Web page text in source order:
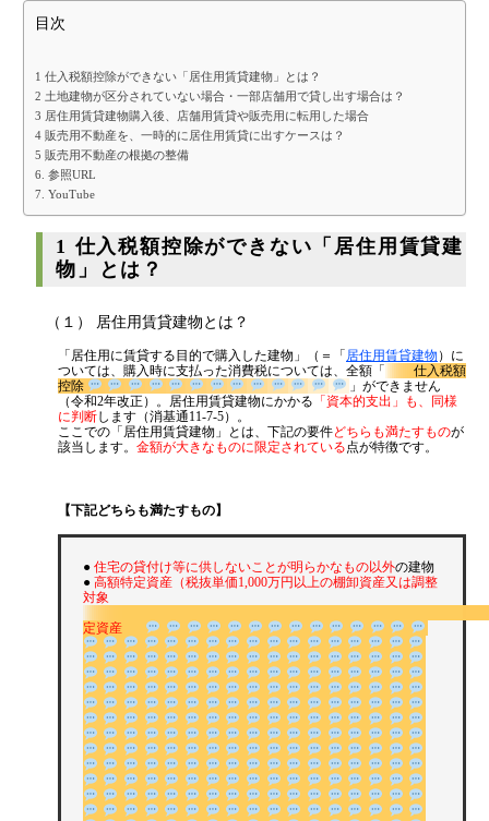
ベンチャー企業応援パック
個人事業主のお客様
事務所案内
代表挨拶
神戸オフィス
アクセスマップ
代表プロフィール
スタッフプロフィール
税金の豆知識
所得税
法人税
消費税
源泉所得税
その他
目次
1 仕入税額控除ができない「居住用賃貸建物」とは？
2 土地建物が区分されていない場合・一部店舗用で貸し出す場合は？
3 居住用賃貸建物購入後、店舗用賃貸や販売用に転用した場合
4 販売用不動産を、一時的に居住用賃貸に出すケースは？
5 販売用不動産の根拠の整備
6. 参照URL
7. YouTube
1 仕入税額控除ができない「居住用賃貸建
物」とは？
（１） 居住用賃貸建物とは？
「居住用に賃貸する目的で購入した建物」（＝「 居住用賃貸建物 ）に
ついては、購入時に支払った消費税については、全額「
仕入税額
控除
」ができません
（令和2年改正）。居住用賃貸建物にかかる 「資本的支出」も、同様
に判断します（消基通11-7-5）。
ここでの「居住用賃貸建物」とは、下記の要件どちらも満たすものが
該当します。 金額が大きなものに限定されている 点が特徴です。
【下記どちらも満たすもの】
● 住宅の貸付け等に供しないことが明らかなもの以外の建物
● 高額特定資産（税抜単価1,000万円以上の棚卸資産又は調整
対象
定資産